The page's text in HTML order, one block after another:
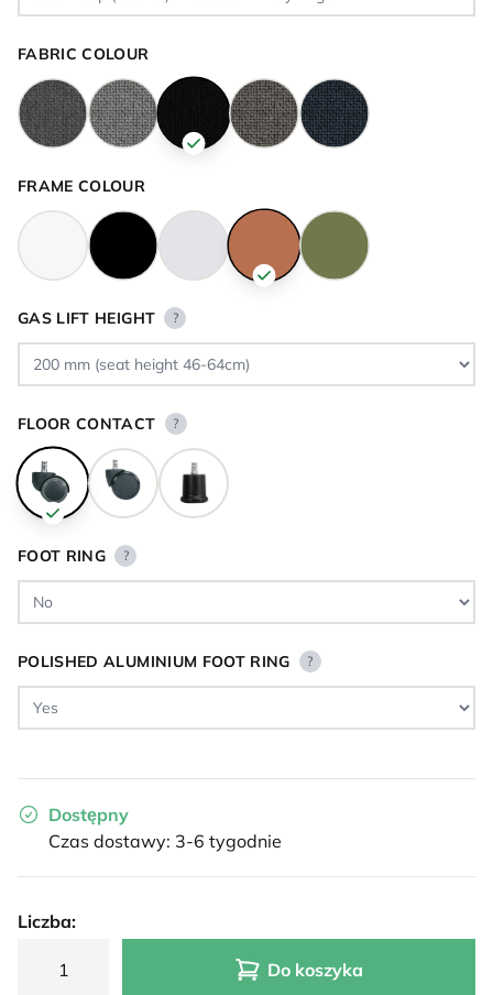
FABRIC COLOUR
FRAME COLOUR
GAS LIFT HEIGHT ?
FLOOR CONTACT ?
FOOT RING ?
POLISHED ALUMINIUM FOOT RING ?
Dostępny
Czas dostawy: 3-6 tygodnie
Liczba:
Do koszyka